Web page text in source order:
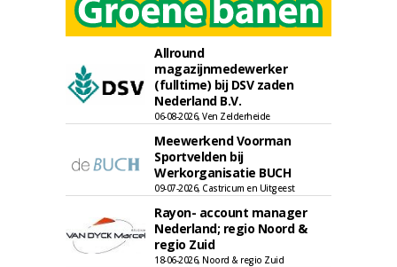
Allround
magazijnmedewerker
(fulltime) bij DSV zaden
Nederland B.V.
06-08-2026, Ven Zelderheide
Meewerkend Voorman
Sportvelden bij
Werkorganisatie BUCH
09-07-2026, Castricum en Uitgeest
Rayon- account manager
Nederland; regio Noord &
regio Zuid
18-06-2026, Noord & regio Zuid